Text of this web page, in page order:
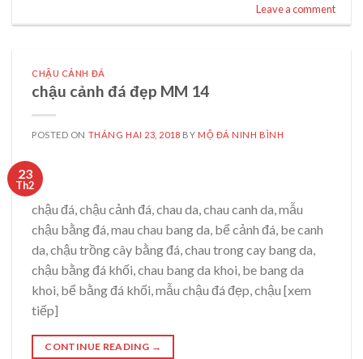
Leave a comment
CHẬU CẢNH ĐÁ
chậu cảnh đá đẹp MM 14
POSTED ON THÁNG HAI 23, 2018 BY MỘ ĐÁ NINH BÌNH
23
Th2
chậu đá, chậu cảnh đá, chau da, chau canh da, mẫu
chậu bằng đá, mau chau bang da, bể cảnh đá, be canh
da, chậu trồng cây bằng đá, chau trong cay bang da,
chậu bằng đá khối, chau bang da khoi, be bang da
khoi, bể bằng đá khối, mẫu chậu đá đẹp, chậu [xem
tiếp]
CONTINUE READING →